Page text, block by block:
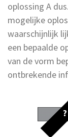
oplossing A
mogelijke
waarschijnlijk
een bepaalde
van de vorm
ontbrekende